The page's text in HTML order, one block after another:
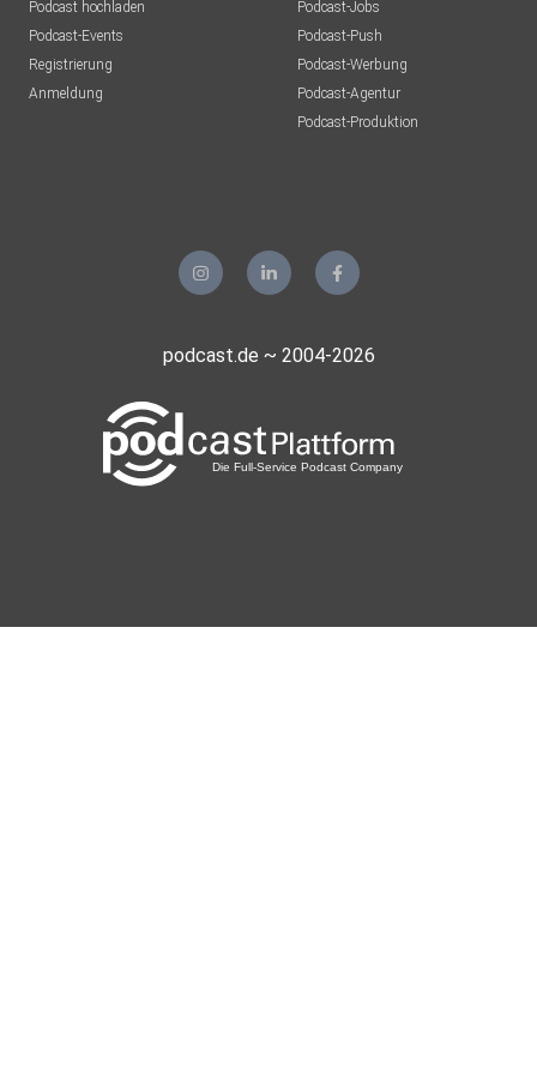
Podcast hochladen
Podcast-Events
Registrierung
Anmeldung
Podcast-Jobs
Podcast-Push
Podcast-Werbung
Podcast-Agentur
Podcast-Produktion
podcast.de ~ 2004-2026